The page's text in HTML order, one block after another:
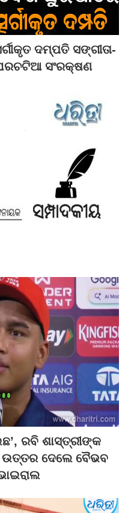
ଦମ୍ପତି ସଙ୍ଗୀତା-
ସଂରକ୍ଷଣ
ରବି ଶାସ୍ତ୍ରୀଙ୍କ
ଉତ୍ତର ଦେଲେ ବୈଭବ